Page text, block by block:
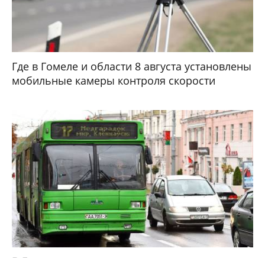
Где в Гомеле и области 8 августа установлены
мобильные камеры контроля скорости